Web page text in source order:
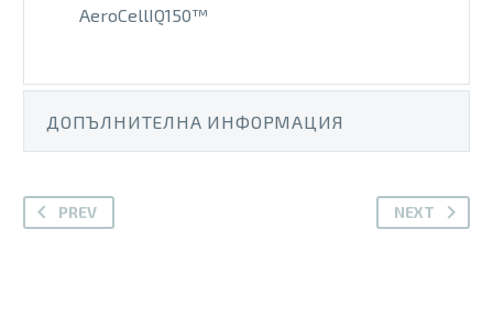
AeroCellIQ150™
ДОПЪЛНИТЕЛНА ИНФОРМАЦИЯ
PREV NEXT